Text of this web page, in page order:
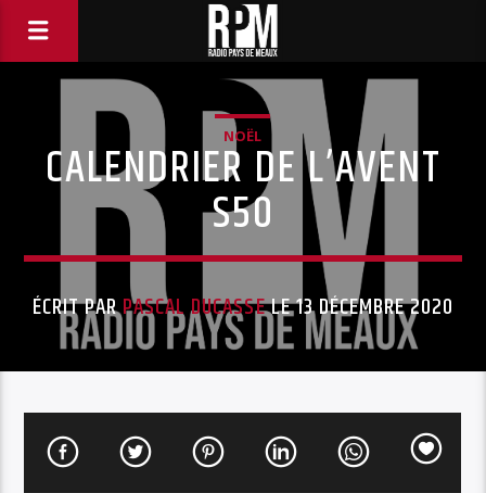
NOËL
CALENDRIER DE L’AVENT
S50
ÉCRIT PARPASCAL DUCASSELE 13 DÉCEMBRE 2020